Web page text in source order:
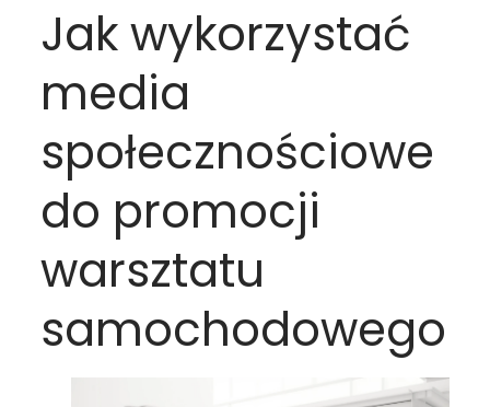
Jak wykorzystać
media
społecznościowe
do promocji
warsztatu
samochodowego